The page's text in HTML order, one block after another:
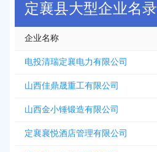
定襄县大型企业名录
企业名称
电投清瑞定襄电力有限公司
山西佳鼎晟重工有限公司
山西金小锤锻造有限公司
定襄襄悦酒店管理有限公司